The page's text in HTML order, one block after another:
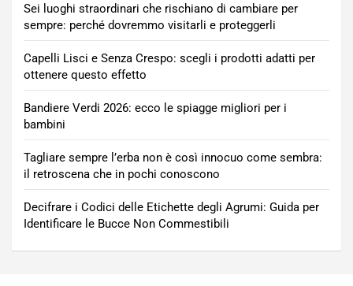
Sei luoghi straordinari che rischiano di cambiare per
sempre: perché dovremmo visitarli e proteggerli
Capelli Lisci e Senza Crespo: scegli i prodotti adatti per
ottenere questo effetto
Bandiere Verdi 2026: ecco le spiagge migliori per i
bambini
Tagliare sempre l’erba non è così innocuo come sembra:
il retroscena che in pochi conoscono
Decifrare i Codici delle Etichette degli Agrumi: Guida per
Identificare le Bucce Non Commestibili